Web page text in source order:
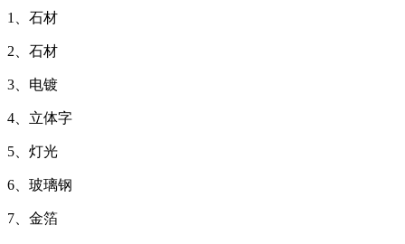
1、石材
2、石材
3、电镀
4、立体字
5、灯光
6、玻璃钢
7、金箔